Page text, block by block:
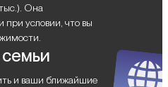
Она
при условии, что вы
и ваши ближайшие